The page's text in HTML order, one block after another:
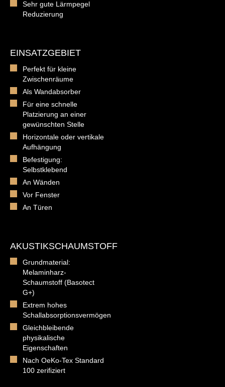
Sehr gute Lärmpegel
Reduzierung
EINSATZGEBIET
Perfekt für kleine
Zwischenräume
Als Wandabsorber
Für eine schnelle
Platzierung an einer
gewünschten Stelle
Horizontale oder vertikale
Aufhängung
Befestigung:
Selbstklebend
An Wänden
Vor Fenster
An Türen
AKUSTIKSCHAUMSTOFF
Grundmaterial:
Melaminharz-
Schaumstoff (Basotect
G+)
Extrem hohes
Schallabsorptionsvermögen
Gleichbleibende
physikalische
Eigenschaften
Nach OeKo-Tex Standard
100 zerifiziert